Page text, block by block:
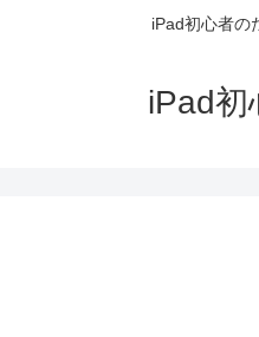
iPad初心者の
iPad初